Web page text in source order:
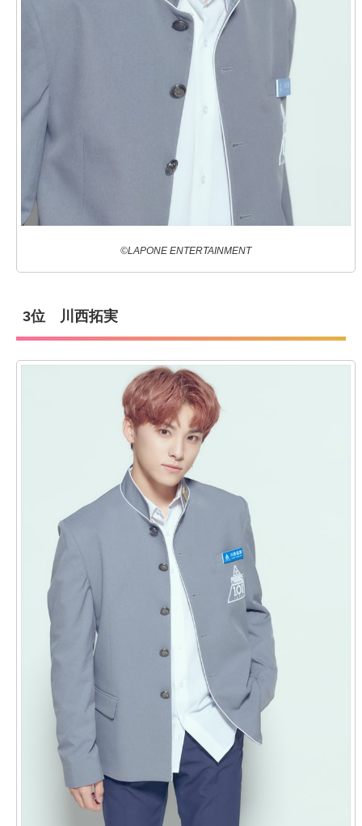
©LAPONE ENTERTAINMENT
3位 川西拓実